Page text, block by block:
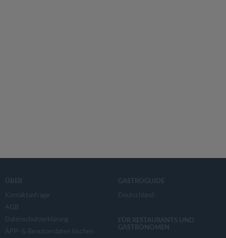
ÜBER
Kontaktanfrage
AGB
Datenschutzerklärung
APP- & Benutzerdaten löschen
GASTROGUIDE
Deutschland
FÜR RESTAURANTS UND
GASTRONOMEN